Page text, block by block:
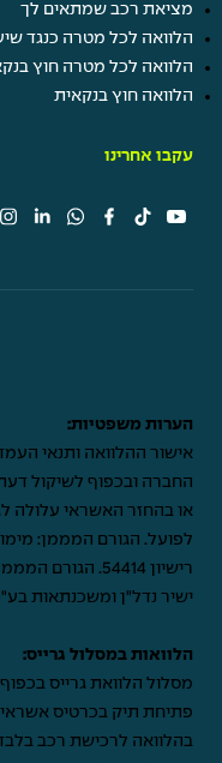
מציאת רכב שמתאים לך
הלוואה לכל מטרה כנגד
הלוואה לכל מטרה חוץ
הלוואה חוץ בנקאית
עקבו אחרינו
הערות משפטיות:
אישור ההלוואה ותנאי
החברה ובכפוף לשיקול
או בהחזר האשראי עלולה
רישיון 54414.
ישיר נדל"ן ומשכנתאות בע"מ,
הלוואות במסלול גרייס:
מסלול הלוואת גרייס
פתיחת תיק בכרטיס אשראי
בהלוואה לרכישת רכב